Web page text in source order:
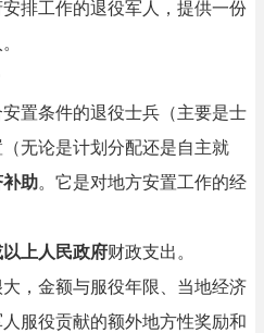
安排工作的退役军人，提供一份
安置条件的退役士兵（主要是士
无论是计划分配还是自主就
助。它是对地方安置工作的经
上人民政府财政支出。
，金额与服役年限、当地经济
服役贡献的额外地方性奖励和